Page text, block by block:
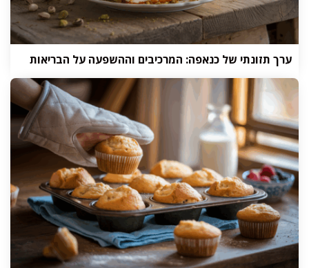
ערך תזונתי של כנאפה: המרכיבים וההשפעה על הבריאות